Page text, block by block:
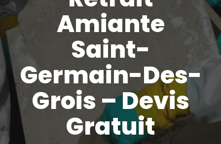
Amiante
Saint-
Germain-Des-
Grois – Devis
Gratuit